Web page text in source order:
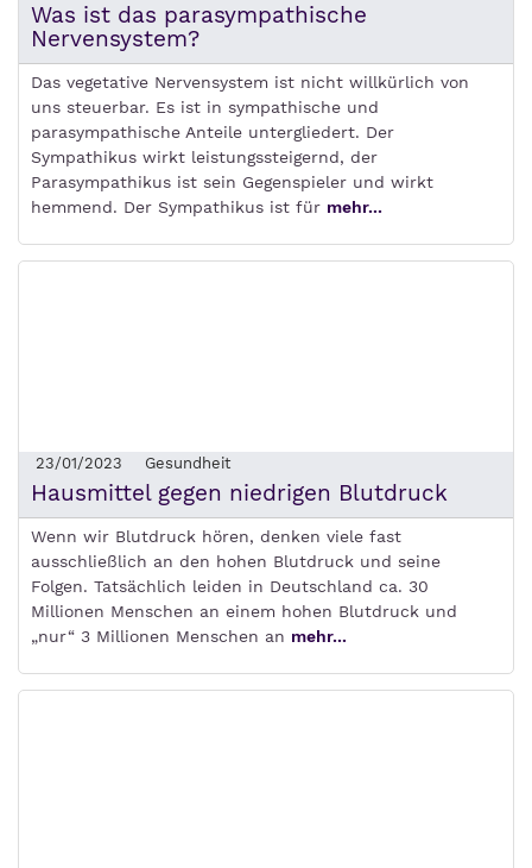
Was ist das parasympathische
Nervensystem?
Das vegetative Nervensystem ist nicht willkürlich von
uns steuerbar. Es ist in sympathische und
parasympathische Anteile untergliedert. Der
Sympathikus wirkt leistungssteigernd, der
Parasympathikus ist sein Gegenspieler und wirkt
hemmend. Der Sympathikus ist für mehr...
23/01/2023 Gesundheit
Hausmittel gegen niedrigen Blutdruck
Wenn wir Blutdruck hören, denken viele fast
ausschließlich an den hohen Blutdruck und seine
Folgen. Tatsächlich leiden in Deutschland ca. 30
Millionen Menschen an einem hohen Blutdruck und
„nur“ 3 Millionen Menschen an mehr...